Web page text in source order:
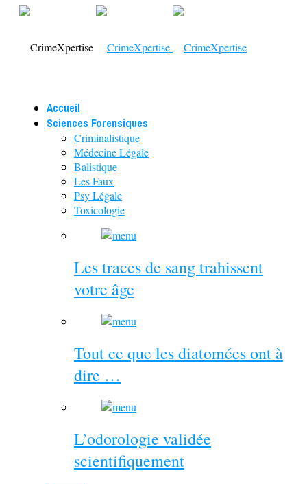
Accueil
Sciences Forensiques
Criminalistique
Médecine Légale
Balistique
Les Faux
Psy Légale
Toxicologie
Les traces de sang trahissent
votre âge
Tout ce que les diatomées ont à
dire …
L’odorologie validée
scientifiquement